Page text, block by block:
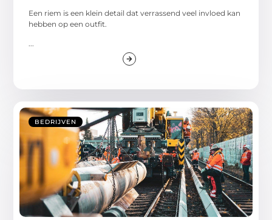
Een riem is een klein detail dat verrassend veel invloed kan
hebben op een outfit.
...
BEDRIJVEN